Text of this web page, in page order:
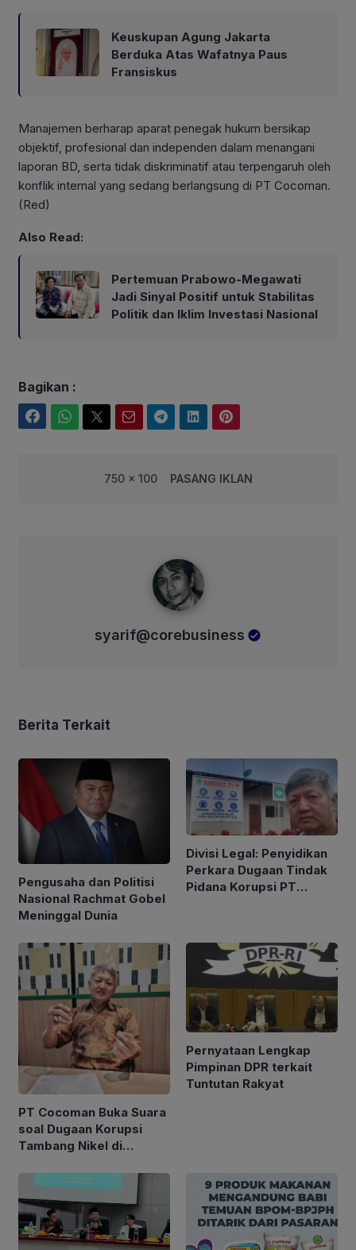
Keuskupan Agung Jakarta
Berduka Atas Wafatnya Paus
Fransiskus
Manajemen berharap aparat penegak hukum bersikap
objektif, profesional dan independen dalam menangani
laporan BD, serta tidak diskriminatif atau terpengaruh oleh
konflik internal yang sedang berlangsung di PT Cocoman.
(Red)
Also Read:
Pertemuan Prabowo-Megawati
Jadi Sinyal Positif untuk Stabilitas
Politik dan Iklim Investasi Nasional
Bagikan :
750 x 100 PASANG IKLAN
syarif@corebusiness
Berita Terkait
Pengusaha dan Politisi
Nasional Rachmat Gobel
Meninggal Dunia
Divisi Legal: Penyidikan
Perkara Dugaan Tindak
Pidana Korupsi PT
PT Cocoman Buka Suara
soal Dugaan Korupsi
Tambang Nikel di
Pernyataan Lengkap
Pimpinan DPR terkait
Tuntutan Rakyat